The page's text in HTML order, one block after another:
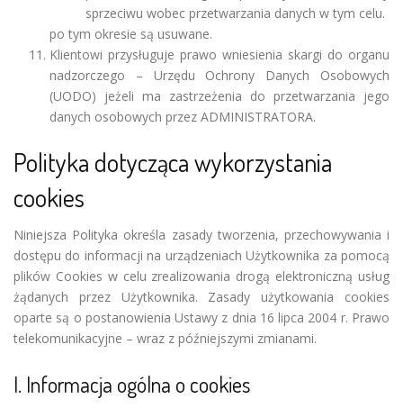
sprzeciwu wobec przetwarzania danych w tym celu.
po tym okresie są usuwane.
Klientowi przysługuje prawo wniesienia skargi do organu
nadzorczego – Urzędu Ochrony Danych Osobowych
(UODO) jeżeli ma zastrzeżenia do przetwarzania jego
danych osobowych przez ADMINISTRATORA.
Polityka dotycząca wykorzystania
cookies
Niniejsza Polityka określa zasady tworzenia, przechowywania i
dostępu do informacji na urządzeniach Użytkownika za pomocą
plików Cookies w celu zrealizowania drogą elektroniczną usług
żądanych przez Użytkownika. Zasady użytkowania cookies
oparte są o postanowienia Ustawy z dnia 16 lipca 2004 r. Prawo
telekomunikacyjne – wraz z późniejszymi zmianami.
I. Informacja ogólna o cookies